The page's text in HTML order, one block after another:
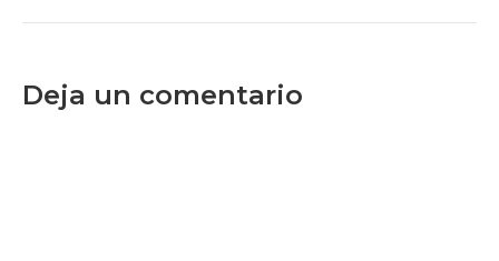
Deja un comentario